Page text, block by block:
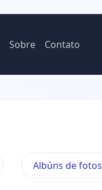
Sobre Contato
Albúns de fotos